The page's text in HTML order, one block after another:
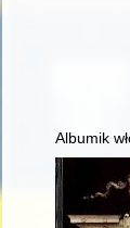
Albumik